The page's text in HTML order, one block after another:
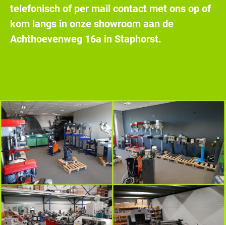
telefonisch of per mail contact met ons op of
kom langs in onze showroom aan de
Achthoevenweg 16a in Staphorst.